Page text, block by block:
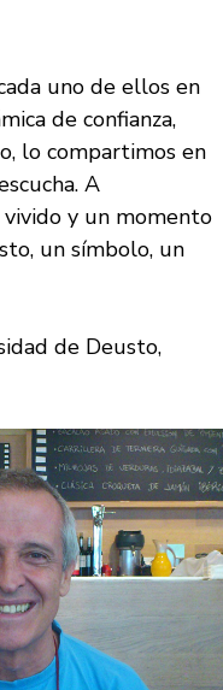
uno de ellos en
de confianza,
lo compartimos en
A
y un momento
un símbolo, un
de Deusto,